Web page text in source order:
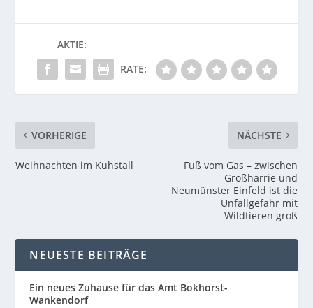
AKTIE:
RATE:
VORHERIGE
Weihnachten im Kuhstall
NÄCHSTE
Fuß vom Gas – zwischen
Großharrie und
Neumünster Einfeld ist die
Unfallgefahr mit
Wildtieren groß
NEUESTE BEITRÄGE
Ein neues Zuhause für das Amt Bokhorst-
Wankendorf